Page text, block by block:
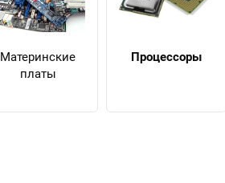
Материнские
платы
Процессоры